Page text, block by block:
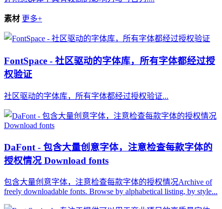
素材 更多+
FontSpace - 社区驱动的字体库，所有字体都经过授
权验证
社区驱动的字体库，所有字体都经过授权验证...
DaFont - 包含大量创意字体，注意检查每款字体的
授权情况 Download fonts
包含大量创意字体，注意检查每款字体的授权情况Archive of
freely downloadable fonts. Browse by alphabetical listing, by style...